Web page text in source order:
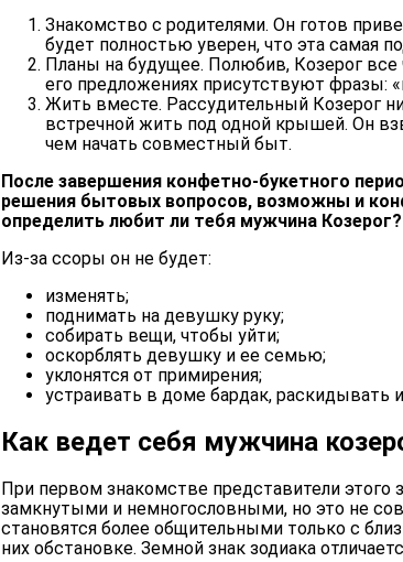
Знакомство с родителями. Он готов
будет полностью уверен, что эта самая
Планы на будущее. Полюбив, Козерог
его предложениях присутствуют фразы:
Жить вместе. Рассудительный Козерог
встречной жить под одной крышей. Он
чем начать совместный быт.
После завершения конфетно-букетного
решения бытовых вопросов, возможны и
определить любит ли тебя мужчина Козерог?
Из-за ссоры он не будет:
изменять;
поднимать на девушку руку;
собирать вещи, чтобы уйти;
оскорблять девушку и ее семью;
уклонятся от примирения;
устраивать в доме бардак, раскидывать
Как ведет себя мужчина
При первом знакомстве представители этого
замкнутыми и немногословными, но это не
становятся более общительными только с
них обстановке. Земной знак зодиака